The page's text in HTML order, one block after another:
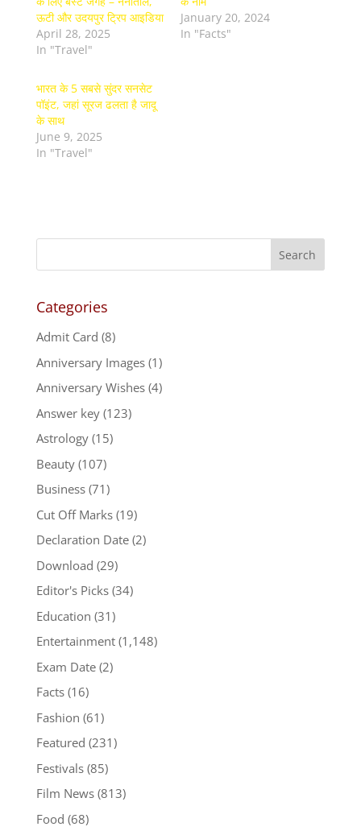
ऊटी और उदयपुर ट्रिप आइडिया
April 28, 2025
In "Travel"
January 20, 2024
In "Facts"
भारत के 5 सबसे सुंदर सनसेट
पॉइंट, जहां सूरज ढलता है जादू
के साथ
June 9, 2025
In "Travel"
Categories
Admit Card (8)
Anniversary Images(1)
Anniversary Wishes(4)
Answer key(123)
Astrology(15)
Beauty(107)
Business(71)
Cut Off Marks(19)
Declaration Date(2)
Download (29)
Editor's Picks(34)
Education (31)
Entertainment(1,148)
Exam Date(2)
Facts(16)
Fashion (61)
Featured (231)
Festivals(85)
Film News(813)
Food (68)